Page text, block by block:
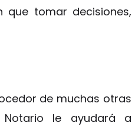
que tomar decisiones,
de muchas otras
le ayudará a